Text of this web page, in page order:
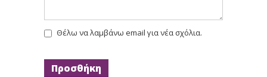
Θέλω να λαμβάνω email για νέα σχόλια.